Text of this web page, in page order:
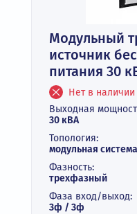
Модульный
источник
питания 30
Нет в наличии
Выходная
30 кВА
Топология:
модульная система
Фазность:
трехфазный
Фаза вход/выход:
3ф / 3ф